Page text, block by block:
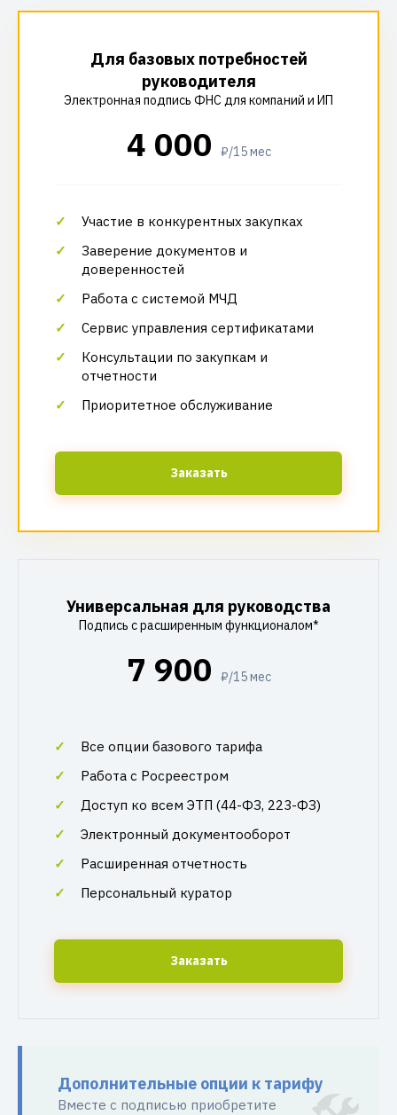
Для базовых потребностей
руководителя
Электронная подпись ФНС для компаний и ИП
4 000 ₽/15 мес
Участие в конкурентных закупках
Заверение документов и
доверенностей
Работа с системой МЧД
Сервис управления сертификатами
Консультации по закупкам и
отчетности
Приоритетное обслуживание
Заказать
Универсальная для руководства
Подпись с расширенным функционалом*
7 900 ₽/15 мес
Все опции базового тарифа
Работа с Росреестром
Доступ ко всем ЭТП (44-ФЗ, 223-ФЗ)
Электронный документооборот
Расширенная отчетность
Персональный куратор
Заказать
Дополнительные опции к тарифу
Вместе с подписью приобретите